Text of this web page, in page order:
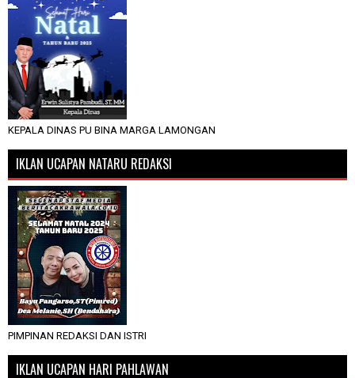
KEPALA DINAS PU BINA MARGA LAMONGAN
IKLAN UCAPAN NATARU REDAKSI
PIMPINAN REDAKSI DAN ISTRI
IKLAN UCAPAN HARI PAHLAWAN